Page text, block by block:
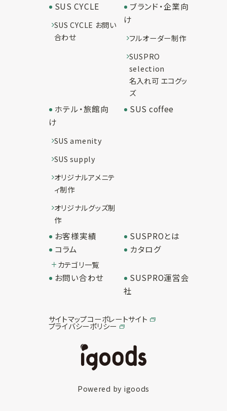
Powered by igoods
SUS CYCLE
SUS CYCLE お問い
合わせ
ブランド・企業向
け
フルオーダー制作
SUSPRO
selection
名入れ可 エコグッ
ズ
ホテル・旅館向
け
SUS amenity
SUS supply
オリジナルアメニテ
ィ制作
オリジナルグッズ制
作
SUS coffee
お客様実績
SUSPROとは
コラム
カテゴリ一覧
カタログ
お問い合わせ
SUSPRO運営会
社
サイトマップコーポレートサイト
プライバシーポリシー